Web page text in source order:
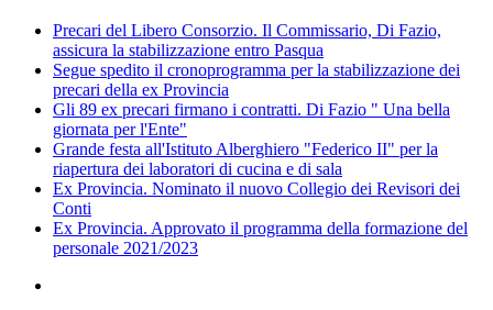
Precari del Libero Consorzio. Il Commissario, Di Fazio,
assicura la stabilizzazione entro Pasqua
Segue spedito il cronoprogramma per la stabilizzazione dei
precari della ex Provincia
Gli 89 ex precari firmano i contratti. Di Fazio " Una bella
giornata per l'Ente"
Grande festa all'Istituto Alberghiero "Federico II" per la
riapertura dei laboratori di cucina e di sala
Ex Provincia. Nominato il nuovo Collegio dei Revisori dei
Conti
Ex Provincia. Approvato il programma della formazione del
personale 2021/2023